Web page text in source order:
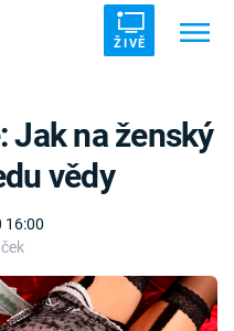
ŽIVĚ
16:00
Jak na ženský
vědy